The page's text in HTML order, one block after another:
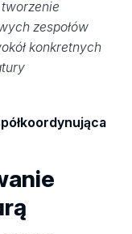
zespołów
konkretnych